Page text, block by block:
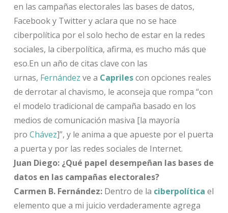
en las campañas electorales las bases de datos,
Facebook y Twitter y aclara que no se hace
ciberpolítica por el solo hecho de estar en la redes
sociales, la ciberpolítica, afirma, es mucho más que
eso.En un año de citas clave con las
urnas, Fernández ve a Caprilescon opciones reales
de derrotar al chavismo, le aconseja que rompa “con
el modelo tradicional de campaña basado en los
medios de comunicación masiva [la mayoría
pro Chávez]”, y le anima a que apueste por el puerta
a puerta y por las redes sociales de Internet.
Juan Diego: ¿Qué papel desempeñan las bases de
datos en las campañas electorales?
Carmen B. Fernández:Dentro de la ciberpolítica el
elemento que a mi juicio verdaderamente agrega